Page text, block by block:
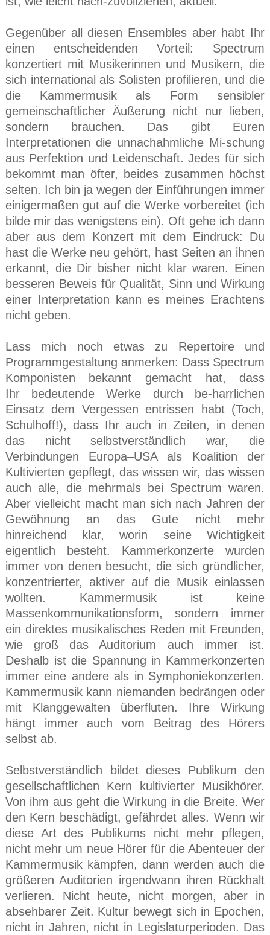
Gegenüber all diesen Ensembles aber habt Ihr
einen entscheidenden Vorteil: Spectrum
konzertiert mit Musikerinnen und Musikern, die
sich international als Solisten profilieren, und die
die Kammermusik als Form sensibler
gemeinschaftlicher Äußerung nicht nur lieben,
sondern brauchen. Das gibt Euren
Interpretationen die unnachahmliche Mi-schung
aus Perfektion und Leidenschaft. Jedes für sich
bekommt man öfter, beides zusammen höchst
selten. Ich bin ja wegen der Einführungen immer
einigermaßen gut auf die Werke vorbereitet (ich
bilde mir das wenigstens ein). Oft gehe ich dann
aber aus dem Konzert mit dem Eindruck: Du
hast die Werke neu gehört, hast Seiten an ihnen
erkannt, die Dir bisher nicht klar waren. Einen
besseren Beweis für Qualität, Sinn und Wirkung
einer Interpretation kann es meines Erachtens
nicht geben.
Lass mich noch etwas zu Repertoire und
Programmgestaltung anmerken: Dass Spectrum
Komponisten bekannt gemacht hat, dass
Ihr bedeutende Werke durch be-harrlichen
Einsatz dem Vergessen entrissen habt (Toch,
Schulhoff!), dass Ihr auch in Zeiten, in denen
das nicht selbstverständlich war, die
Verbindungen Europa–USA als Koalition der
Kultivierten gepflegt, das wissen wir, das wissen
auch alle, die mehrmals bei Spectrum waren.
Aber vielleicht macht man sich nach Jahren der
Gewöhnung an das Gute nicht mehr
hinreichend klar, worin seine Wichtigkeit
eigentlich besteht. Kammerkonzerte wurden
immer von denen besucht, die sich gründlicher,
konzentrierter, aktiver auf die Musik einlassen
wollten. Kammermusik ist keine
Massenkommunikationsform, sondern immer
ein direktes musikalisches Reden mit Freunden,
wie groß das Auditorium auch immer ist.
Deshalb ist die Spannung in Kammerkonzerten
immer eine andere als in Symphoniekonzerten.
Kammermusik kann niemanden bedrängen oder
mit Klanggewalten überfluten. Ihre Wirkung
hängt immer auch vom Beitrag des Hörers
selbst ab.
Selbstverständlich bildet dieses Publikum den
gesellschaftlichen Kern kultivierter Musikhörer.
Von ihm aus geht die Wirkung in die Breite. Wer
den Kern beschädigt, gefährdet alles. Wenn wir
diese Art des Publikums nicht mehr pflegen,
nicht mehr um neue Hörer für die Abenteuer der
Kammermusik kämpfen, dann werden auch die
größeren Auditorien irgendwann ihren Rückhalt
verlieren. Nicht heute, nicht morgen, aber in
absehbarer Zeit. Kultur bewegt sich in Epochen,
nicht in Jahren, nicht in Legislaturperioden. Das